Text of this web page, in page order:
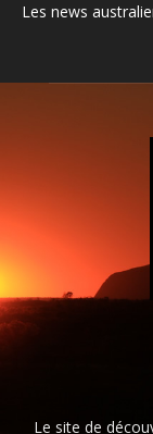
Les news
Le site de